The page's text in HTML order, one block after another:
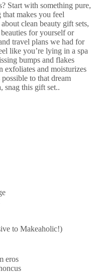
Start with something pure,
makes you feel
clean beauty gift sets,
for yourself or
travel plans we had for
like you’re lying in a spa
bumps and flakes
exfoliates and moisturizes
to that dream
snag this gift set..
to Makeaholic!)
eros